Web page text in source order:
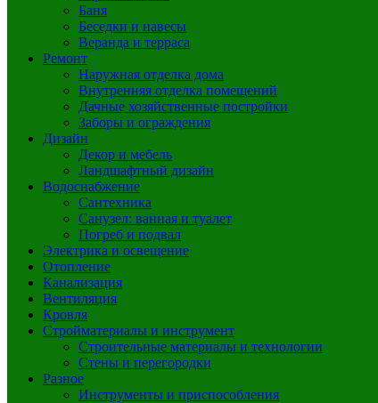
Баня
Беседки и навесы
Веранда и терраса
Ремонт
Наружная отделка дома
Внутренняя отделка помещений
Дачные хозяйственные постройки
Заборы и ограждения
Дизайн
Декор и мебель
Ландшафтный дизайн
Водоснабжение
Сантехника
Санузел: ванная и туалет
Погреб и подвал
Электрика и освещение
Отопление
Канализация
Вентиляция
Кровля
Стройматериалы и инструмент
Строительные материалы и технологии
Стены и перегородки
Разное
Инструменты и приспособления